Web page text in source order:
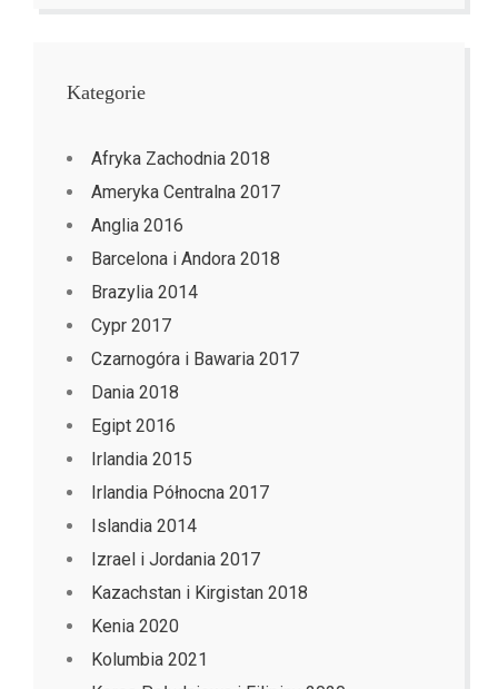
Kategorie
Afryka Zachodnia 2018
Ameryka Centralna 2017
Anglia 2016
Barcelona i Andora 2018
Brazylia 2014
Cypr 2017
Czarnogóra i Bawaria 2017
Dania 2018
Egipt 2016
Irlandia 2015
Irlandia Północna 2017
Islandia 2014
Izrael i Jordania 2017
Kazachstan i Kirgistan 2018
Kenia 2020
Kolumbia 2021